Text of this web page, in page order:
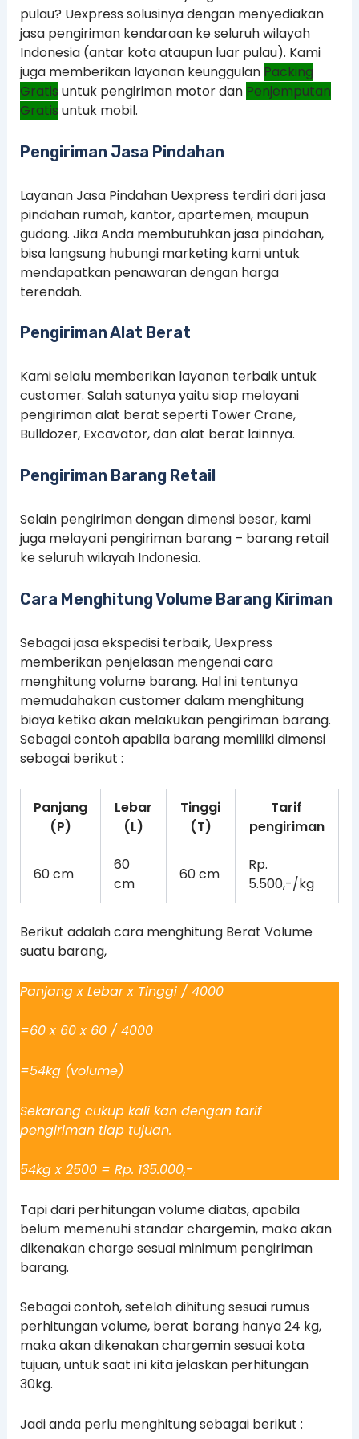
pulau? Uexpress solusinya dengan menyediakan
jasa pengiriman kendaraan ke seluruh wilayah
Indonesia (antar kota ataupun luar pulau). Kami
juga memberikan layanan keunggulan Packing
Gratis untuk pengiriman motor dan Penjemputan
Gratis untuk mobil.
Pengiriman Jasa Pindahan
Layanan Jasa Pindahan Uexpress terdiri dari jasa
pindahan rumah, kantor, apartemen, maupun
gudang. Jika Anda membutuhkan jasa pindahan,
bisa langsung hubungi marketing kami untuk
mendapatkan penawaran dengan harga
terendah.
Pengiriman Alat Berat
Kami selalu memberikan layanan terbaik untuk
customer. Salah satunya yaitu siap melayani
pengiriman alat berat seperti Tower Crane,
Bulldozer, Excavator, dan alat berat lainnya.
Pengiriman Barang Retail
Selain pengiriman dengan dimensi besar, kami
juga melayani pengiriman barang – barang retail
ke seluruh wilayah Indonesia.
Cara Menghitung Volume Barang Kiriman
Sebagai jasa ekspedisi terbaik, Uexpress
memberikan penjelasan mengenai cara
menghitung volume barang. Hal ini tentunya
memudahakan customer dalam menghitung
biaya ketika akan melakukan pengiriman barang.
Sebagai contoh apabila barang memiliki dimensi
sebagai berikut :
Panjang
(P)
Lebar
(L)
Tinggi
(T)
Tarif
pengiriman
60 cm
60
cm
60 cm
Rp.
5.500,-/kg
Berikut adalah cara menghitung Berat Volume
suatu barang,
Panjang x Lebar x Tinggi / 4000
=60 x 60 x 60 / 4000
=54kg (volume)
Sekarang cukup kali kan dengan tarif
pengiriman tiap tujuan.
54kg x 2500 = Rp. 135.000,-
Tapi dari perhitungan volume diatas, apabila
belum memenuhi standar chargemin, maka akan
dikenakan charge sesuai minimum pengiriman
barang.
Sebagai contoh, setelah dihitung sesuai rumus
perhitungan volume, berat barang hanya 24 kg,
maka akan dikenakan chargemin sesuai kota
tujuan, untuk saat ini kita jelaskan perhitungan
30kg.
Jadi anda perlu menghitung sebagai berikut :